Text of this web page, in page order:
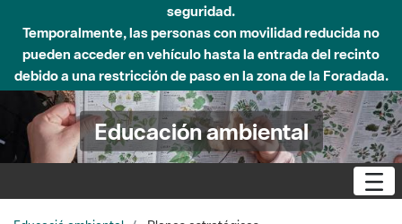
seguridad.
Temporalmente, las personas con movilidad reducida no
pueden acceder en vehículo hasta la entrada del recinto
debido a una restricción de paso en la zona de la Foradada.
Educación ambiental